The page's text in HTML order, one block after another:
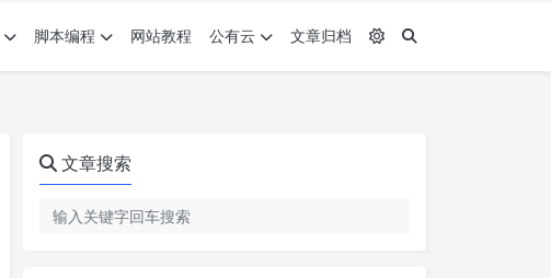
脚本编程 网站教程 公有云 文章归档
文章搜索